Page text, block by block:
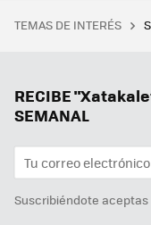
TEMAS DE INTERÉS
RECIBE
SEMANAL
Suscribiéndote